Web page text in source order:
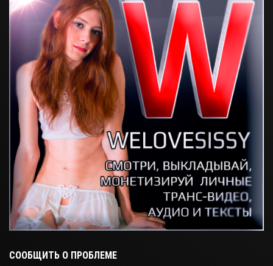
СООБЩИТЬ О ПРОБЛЕМЕ